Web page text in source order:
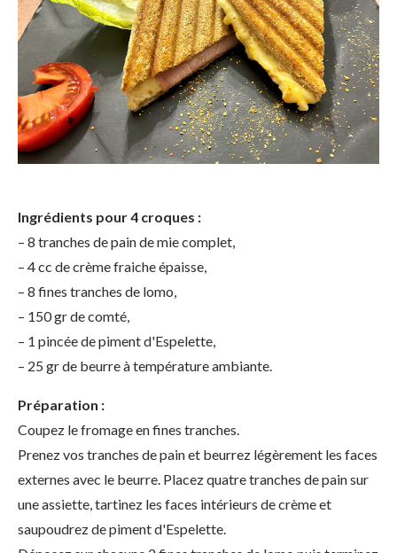
Ingrédients pour 4 croques :
– 8 tranches de pain de mie complet,
– 4 cc de crème fraiche épaisse,
– 8 fines tranches de lomo,
– 150 gr de comté,
– 1 pincée de piment d'Espelette,
– 25 gr de beurre à température ambiante.
Préparation :
Coupez le fromage en fines tranches.
Prenez vos tranches de pain et beurrez légèrement les faces
externes avec le beurre. Placez quatre tranches de pain sur
une assiette, tartinez les faces intérieurs de crème et
saupoudrez de piment d'Espelette.